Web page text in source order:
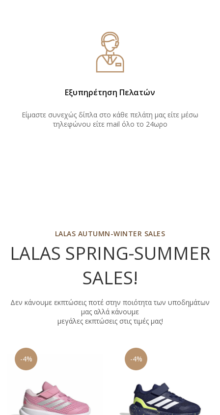
Εξυπηρέτηση Πελατών
Είμαστε συνεχώς δίπλα στο κάθε πελάτη μας είτε μέσω
τηλεφώνου είτε mail όλο το 24ωρο
LALAS AUTUMN-WINTER SALES
LALAS SPRING-SUMMER
SALES!
Δεν κάνουμε εκπτώσεις ποτέ στην ποιότητα των υποδημάτων
μας αλλά κάνουμε
μεγάλες εκπτώσεις στις τιμές μας!